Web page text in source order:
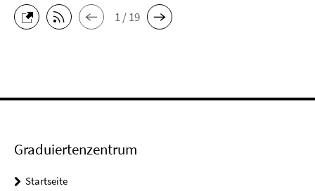
1 / 19
Graduiertenzentrum
Startseite